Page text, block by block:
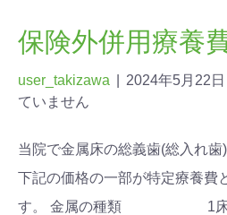
保険外併用療養
user_takizawa 2024年5月22日
ていません
当院で金属床の総義歯(総入れ歯
下記の価格の一部が特定療養費
す。 金属の種類 1床当